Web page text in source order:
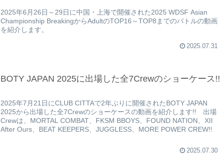
2025年6月26日～29日に中国・上海で開催された2025 WDSF Asian
Championship BreakingからAdultのTOP16～TOP8までのバトルの動画
を紹介します。
2025.07.31
BOTY JAPAN 2025に出場した全7Crewのショーケース!!
2025年7月21日にCLUB CITTAで2年ぶりに開催されたBOTY JAPAN
2025から出場した全7Crewのショーケースの動画を紹介します!! 出場
Crewは、MORTAL COMBAT、FKSM BBOYS、FOUND NATION、XII
After Ours、BEAT KEEPERS、JUGGLESS、MORE POWER CREW!!
2025.07.30